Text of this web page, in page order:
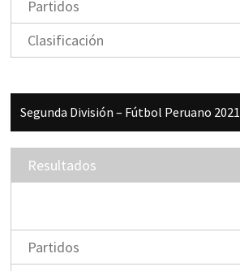
Partidos
Clasificación
Segunda División – Fútbol Peruano 2021
Resultados
Partidos